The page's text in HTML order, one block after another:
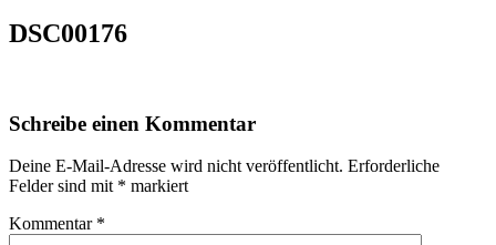
DSC00176
Schreibe einen Kommentar
Deine E-Mail-Adresse wird nicht veröffentlicht. Erforderliche
Felder sind mit * markiert
Kommentar *